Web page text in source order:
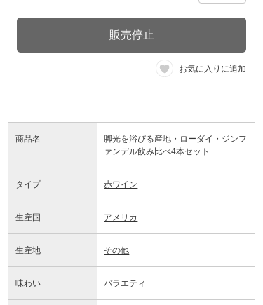
販売停止
お気に入りに追加
商品名
脚光を浴びる産地・ローダイ・ジンフ
ァンデル飲み比べ4本セット
タイプ 赤ワイン
生産国 アメリカ
生産地 その他
味わい バラエティ